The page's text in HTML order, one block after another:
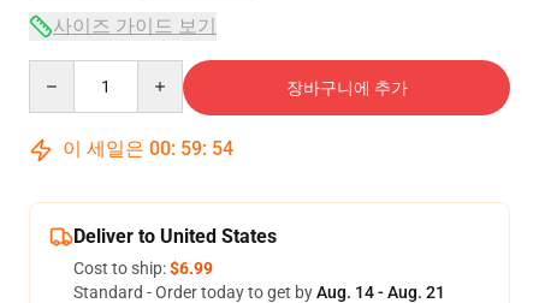
사이즈 가이드 보기
장바구니에 추가
이 세일은 00: 59: 53
Deliver to United States
Cost to ship:$6.99
Standard - Order today to get byAug. 14 - Aug. 21